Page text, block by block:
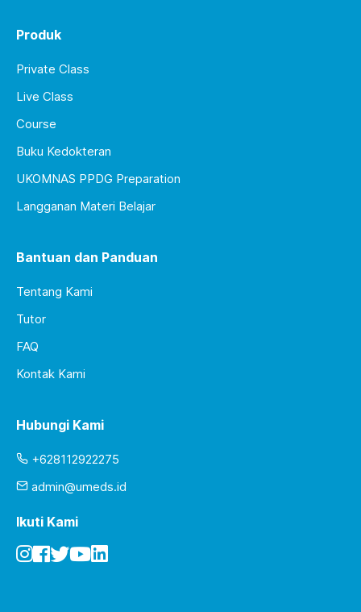
Produk
Private Class
Live Class
Course
Buku Kedokteran
UKOMNAS PPDG Preparation
Langganan Materi Belajar
Bantuan dan Panduan
Tentang Kami
Tutor
FAQ
Kontak Kami
Hubungi Kami
+628112922275
admin@umeds.id
Ikuti Kami